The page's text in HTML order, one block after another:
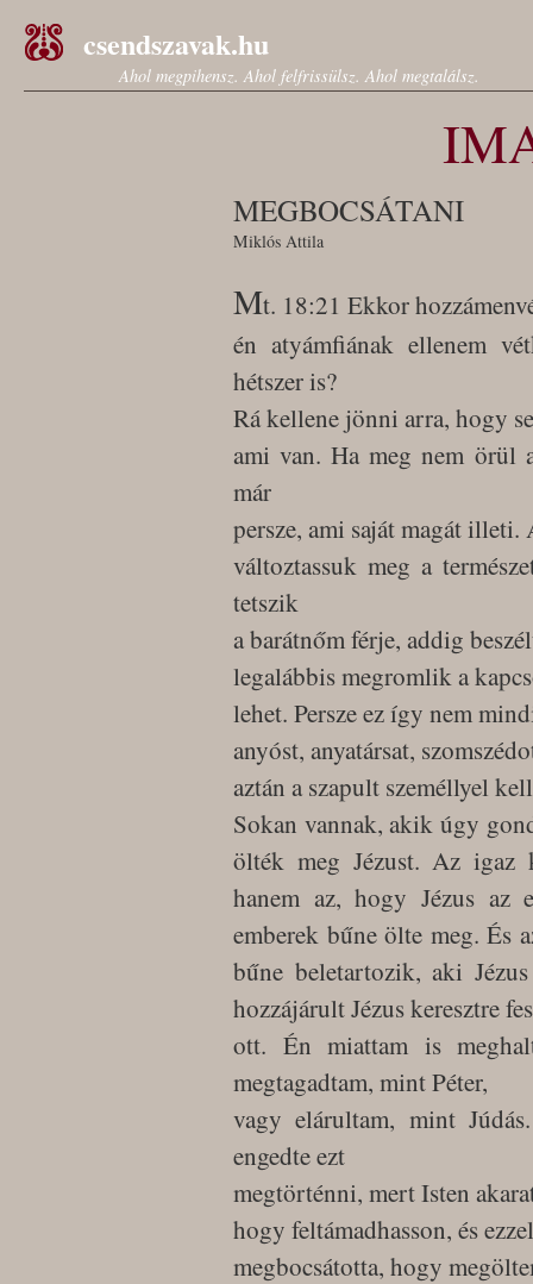
csendszavak.hu
Ahol megpihensz. Ahol felfrissülsz. Ahol megtalálsz.
MEGBOCSÁTANI
Miklós Attila
Mt. 18:21 Ekkor
én atyámfiának ellenem
hétszer is?
Rá kellene jönni arra, hogy
ami van. Ha meg nem örül
már
persze, ami saját magát
változtassuk meg a
tetszik
a barátnőm férje, addig
legalábbis megromlik a
lehet. Persze ez így nem
anyóst, anyatársat,
aztán a szapult személlyel
Sokan vannak, akik úgy
ölték meg Jézust. Az igaz
hanem az, hogy Jézus az
emberek bűne ölte meg. És
bűne beletartozik, aki
hozzájárult Jézus keresztre
ott. Én miattam is
megtagadtam, mint Péter,
vagy elárultam, mint
engedte ezt
megtörténni, mert Isten
hogy feltámadhasson, és
megbocsátotta, hogy